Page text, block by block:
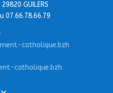
GUILERS
07.66.78.66.79
catholique.bzh
catholique.bzh